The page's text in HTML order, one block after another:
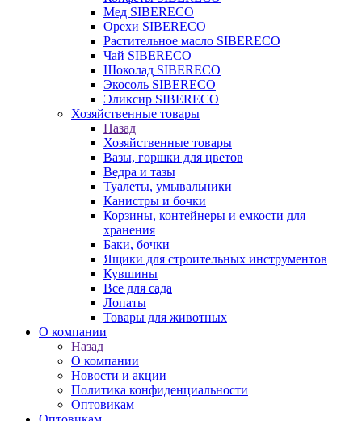
Мед SIBERECO
Орехи SIBERECO
Растительное масло SIBERECO
Чай SIBERECO
Шоколад SIBERECO
Экосоль SIBERECO
Эликсир SIBERECO
Хозяйственные товары
Назад
Хозяйственные товары
Вазы, горшки для цветов
Ведра и тазы
Туалеты, умывальники
Канистры и бочки
Корзины, контейнеры и емкости для
хранения
Баки, бочки
Ящики для строительных инструментов
Кувшины
Все для сада
Лопаты
Товары для животных
О компании
Назад
О компании
Новости и акции
Политика конфиденциальности
Оптовикам